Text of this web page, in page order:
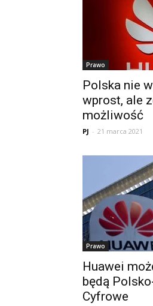
Prawo
Polska nie
wprost, ale
możliwość
PJ - 21 marca 2021
Prawo
Huawei
będą
Cyfrowe